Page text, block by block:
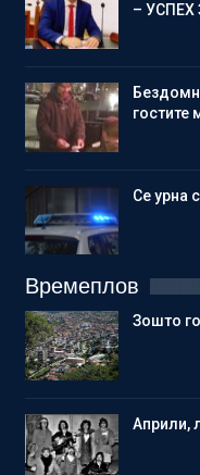
– УСПЕХ
гостите
Се урна
Времеплов
Зошто
Aприли,